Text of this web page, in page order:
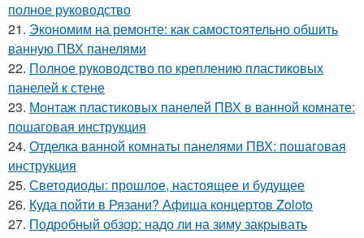
полное руководство
21. Экономим на ремонте: как самостоятельно обшить
ванную ПВХ панелями
22. Полное руководство по креплению пластиковых
панелей к стене
23. Монтаж пластиковых панелей ПВХ в ванной комнате:
пошаговая инструкция
24. Отделка ванной комнаты панелями ПВХ: пошаговая
инструкция
25. Светодиоды: прошлое, настоящее и будущее
26. Куда пойти в Рязани? Афиша концертов Zoloto
27. Подробный обзор: надо ли на зиму закрывать